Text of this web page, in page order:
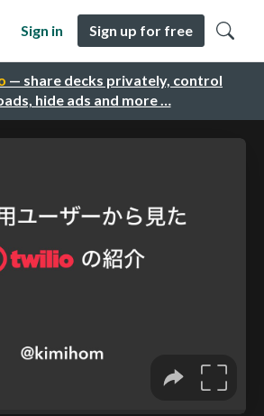
— share decks privately, control
hide ads and more …
Sign in Sign up for free